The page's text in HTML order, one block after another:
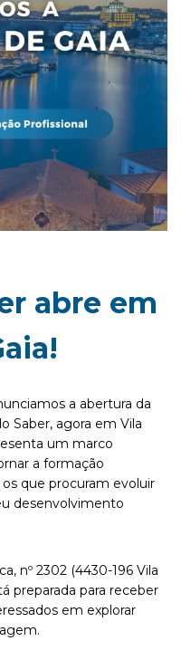
abre em
a abertura da
Saber, agora em Vila
um marco
a formação
que procuram evoluir
desenvolvimento
nº 2302 (4430-196 Vila
preparada para receber
em explorar